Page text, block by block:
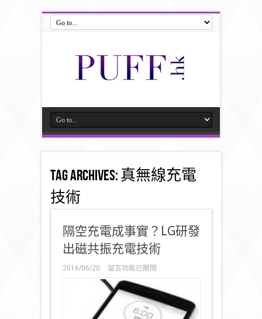
Tag Archives:真無線充電
技術
隔空充電成事實？LG研發
出磁共振充電技術
2016/06/20
在
空
充
電
留言功能已關閉